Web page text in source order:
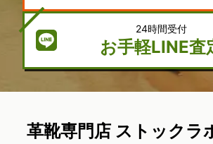
24時間受付
お手軽LINE査
革靴専門店 ストックラ